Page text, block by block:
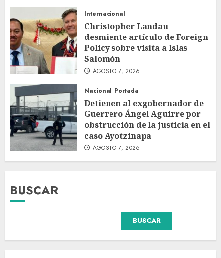
Internacional
Christopher Landau
desmiente artículo de Foreign
Policy sobre visita a Islas
Salomón
AGOSTO 7, 2026
Nacional Portada
Detienen al exgobernador de
Guerrero Ángel Aguirre por
obstrucción de la justicia en el
caso Ayotzinapa
AGOSTO 7, 2026
BUSCAR
BUSCAR
Declaran accidental la muerte
de Brandon Clarke por